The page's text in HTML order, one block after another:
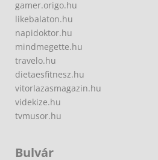
gamer.origo.hu
likebalaton.hu
napidoktor.hu
mindmegette.hu
travelo.hu
dietaesfitnesz.hu
vitorlazasmagazin.hu
videkize.hu
tvmusor.hu
Bulvár